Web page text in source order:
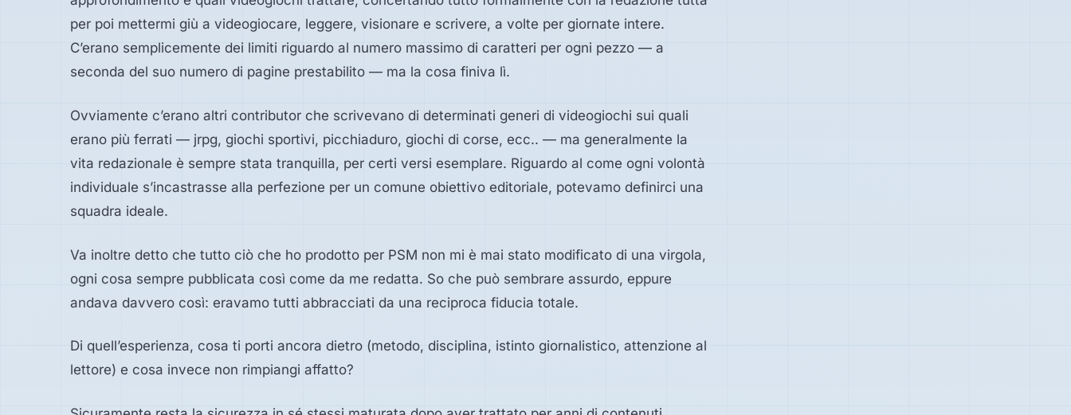
per poi mettermi giù a videogiocare, leggere, visionare e scrivere, a volte per giornate intere.
C’erano semplicemente dei limiti riguardo al numero massimo di caratteri per ogni pezzo — a
seconda del suo numero di pagine prestabilito — ma la cosa finiva lì.
Ovviamente c’erano altri contributor che scrivevano di determinati generi di videogiochi sui quali
erano più ferrati — jrpg, giochi sportivi, picchiaduro, giochi di corse, ecc.. — ma generalmente la
vita redazionale è sempre stata tranquilla, per certi versi esemplare. Riguardo al come ogni volontà
individuale s’incastrasse alla perfezione per un comune obiettivo editoriale, potevamo definirci una
squadra ideale.
Va inoltre detto che tutto ciò che ho prodotto per PSM non mi è mai stato modificato di una virgola,
ogni cosa sempre pubblicata così come da me redatta. So che può sembrare assurdo, eppure
andava davvero così: eravamo tutti abbracciati da una reciproca fiducia totale.
Di quell’esperienza, cosa ti porti ancora dietro (metodo, disciplina, istinto giornalistico, attenzione al
lettore) e cosa invece non rimpiangi affatto?